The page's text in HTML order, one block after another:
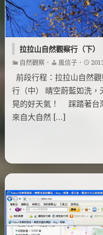
拉拉山自然觀察行（下）
自然觀察 ・ 風信子 ・
前段行程：拉拉山自然
行（中） 晴空蔚藍如洗
晃的好天氣！ 踩踏著台
來自大自然 […]